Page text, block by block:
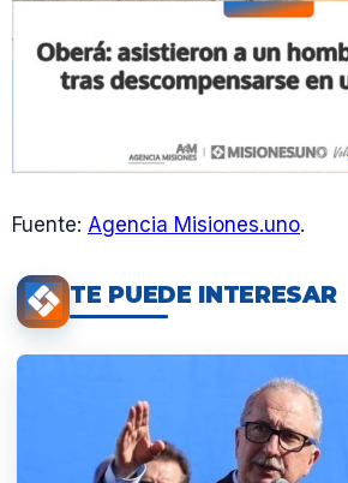
Fuente: Agencia Misiones.uno.
TE PUEDE INTERESAR